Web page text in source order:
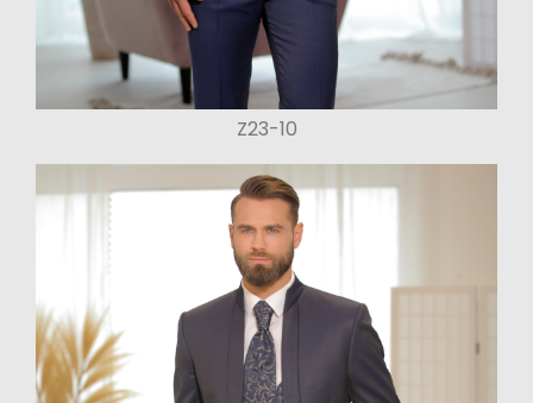
Z23-10